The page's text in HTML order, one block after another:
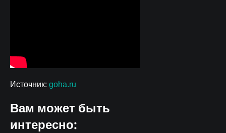
Источник: goha.ru
Вам может быть
интересно: